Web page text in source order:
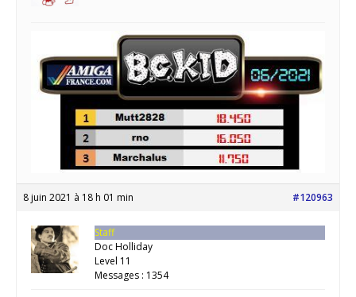
8 juin 2021 à 18 h 01 min #120963
Staff
Doc Holliday
Level 11
Messages : 1354